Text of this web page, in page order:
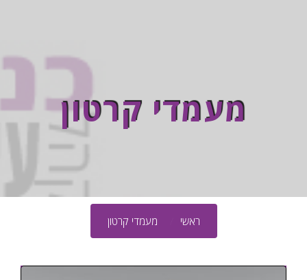
מעמדי קרטון
ראשי מעמדי קרטון